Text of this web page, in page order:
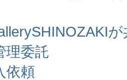
理委託
依頼